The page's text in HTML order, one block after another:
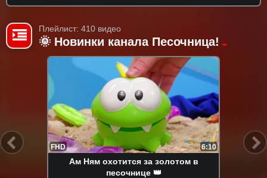
Плейлист: 410 видео
🌞 Новинки канала Песочница!
FHD 6:10
Ам Ням охотится за золотом в
песочнице 👑